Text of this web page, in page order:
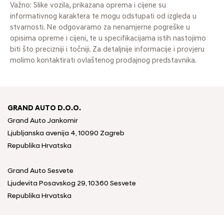
Važno: Slike vozila, prikazana oprema i cijene su
informativnog karaktera te mogu odstupati od izgleda u
stvarnosti. Ne odgovaramo za nenamjerne pogreške u
opisima opreme i cijeni, te u specifikacijama istih nastojimo
biti što precizniji i točniji. Za detaljnije informacije i provjeru
molimo kontaktirati ovlaštenog prodajnog predstavnika.
GRAND AUTO D.O.O.
Grand Auto Jankomir
Ljubljanska avenija 4, 10090 Zagreb
Republika Hrvatska
Grand Auto Sesvete
Ljudevita Posavskog 29, 10360 Sesvete
Republika Hrvatska